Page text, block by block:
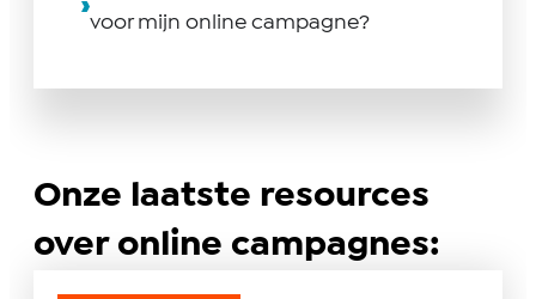
voor mijn online campagne?
Onze laatste resources
over online campagnes: